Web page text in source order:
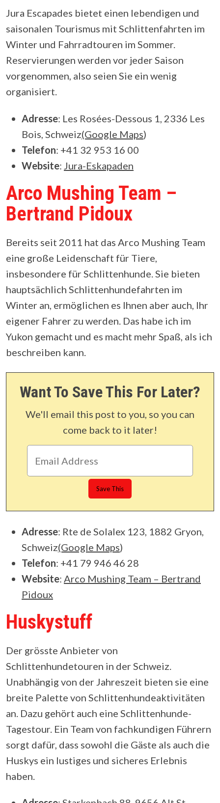
Jura Escapades bietet einen lebendigen und
saisonalen Tourismus mit Schlittenfahrten im
Winter und Fahrradtouren im Sommer.
Reservierungen werden vor jeder Saison
vorgenommen, also seien Sie ein wenig
organisiert.
Adresse: Les Rosées-Dessous 1, 2336 Les
Bois, Schweiz(Google Maps)
Telefon: +41 32 953 16 00
Website: Jura-Eskapaden
Arco Mushing Team –
Bertrand Pidoux
Bereits seit 2011 hat das Arco Mushing Team
eine große Leidenschaft für Tiere,
insbesondere für Schlittenhunde. Sie bieten
hauptsächlich Schlittenhundefahrten im
Winter an, ermöglichen es Ihnen aber auch, Ihr
eigener Fahrer zu werden. Das habe ich im
Yukon gemacht und es macht mehr Spaß, als ich
beschreiben kann.
Want To Save This For Later?
We'll email this post to you, so you can
come back to it later!
Adresse: Rte de Solalex 123, 1882 Gryon,
Schweiz(Google Maps)
Telefon: +41 79 946 46 28
Website: Arco Mushing Team – Bertrand
Pidoux
Huskystuff
Der grösste Anbieter von
Schlittenhundetouren in der Schweiz.
Unabhängig von der Jahreszeit bieten sie eine
breite Palette von Schlittenhundeaktivitäten
an. Dazu gehört auch eine Schlittenhunde-
Tagestour. Ein Team von fachkundigen Führern
sorgt dafür, dass sowohl die Gäste als auch die
Huskys ein lustiges und sicheres Erlebnis
haben.